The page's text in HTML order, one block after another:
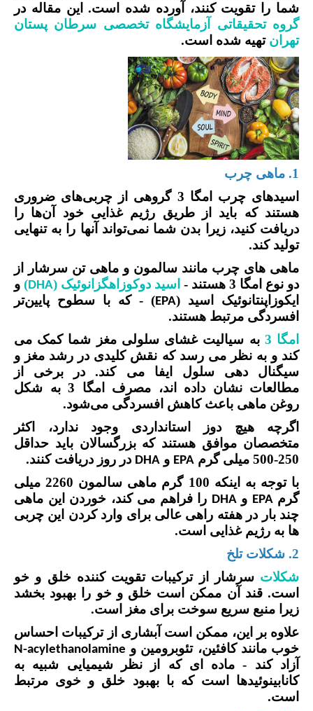
شما را تقویت کنند، آورده شده است. این مقاله در
گروه تحقیقاتی آزمایشگاه تخصصی سرطان پستان
تهران تهیه شده است.
1. ماهی چرب
اسیدهای چرب امگا 3 گروهی از چربی‌های ضروری
هستند که باید از طریق رژیم غذایی خود آن‌ها را
دریافت کنید، زیرا بدن شما نمی‌تواند آنها را به تنهایی
تولید کند.
ماهی های چرب مانند سالمون و ماهی تن سرشار از
دو نوع امگا 3 هستند -
اسید دوکوزاهگزانوئیک (DHA
) و
ایکوزاپنتانوئیک اسید (EPA) - که با سطوح پایین‌تر
افسردگی مرتبط هستند.
امگا 3
به سیالیت غشای سلولی مغز شما کمک می
کند و به نظر می رسد که نقش کلیدی در رشد مغز و
سیگنال دهی سلول ایفا می کند. در برخی از
مطالعات نشان داده اند، مصرف امگا 3 به شکل
روغن ماهی باعث کاهش افسردگی می‌شود.
اگرچه هیچ دوز استانداردی وجود ندارد، اکثر
متخصصان موافق هستند که بزرگسالان باید حداقل
250-500 میلی گرم
EPA و DHA در روز دریافت کنند.
با توجه به اینکه 100 گرم ماهی سالمون 2260 میلی
گرم EPA و DHA را فراهم می کند، خوردن این ماهی
چند بار در هفته راهی عالی برای وارد کردن این چربی
ها به رژیم غذایی است.
2. شکلات تلخ
شکلاتسرشار از ترکیبات تقویت کننده خلق و خو
است. قند آن ممکن است خلق و خو را بهبود بخشد
زیرا منبع سریع سوخت برای مغز است.
علاوه بر این، ممکن است آبشاری از ترکیبات احساس
خوب مانند کافئین، تئوبرومین و N-acylethanolamine
آزاد کند - ماده ای که از نظر شیمیایی شبیه به
کانابینوئیدها است که با بهبود خلق و خوی مرتبط
است.